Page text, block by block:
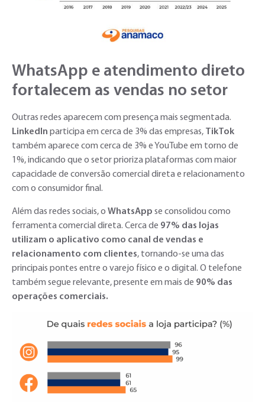
WhatsApp e atendimento direto
fortalecem as vendas no setor
Outras redes aparecem com presença mais segmentada.
LinkedIn participa em cerca de 3% das empresas, TikTok
também aparece com cerca de 3% e YouTube em torno de
1%, indicando que o setor prioriza plataformas com maior
capacidade de conversão comercial direta e relacionamento
com o consumidor final.
Além das redes sociais, o WhatsApp se consolidou como
ferramenta comercial direta. Cerca de 97% das lojas
utilizam o aplicativo como canal de vendas e
relacionamento com clientes, tornando-se uma das
principais pontes entre o varejo físico e o digital. O telefone
também segue relevante, presente em mais de 90% das
operações comerciais.